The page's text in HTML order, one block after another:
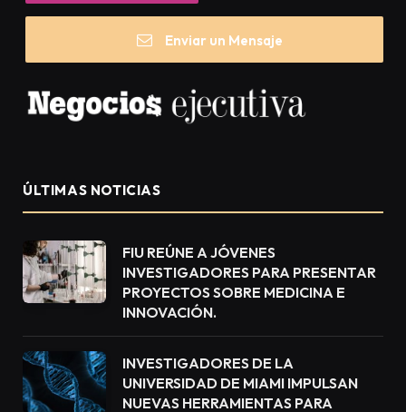
Enviar un Mensaje
ÚLTIMAS NOTICIAS
FIU REÚNE A JÓVENES
INVESTIGADORES PARA PRESENTAR
PROYECTOS SOBRE MEDICINA E
INNOVACIÓN.
INVESTIGADORES DE LA
UNIVERSIDAD DE MIAMI IMPULSAN
NUEVAS HERRAMIENTAS PARA